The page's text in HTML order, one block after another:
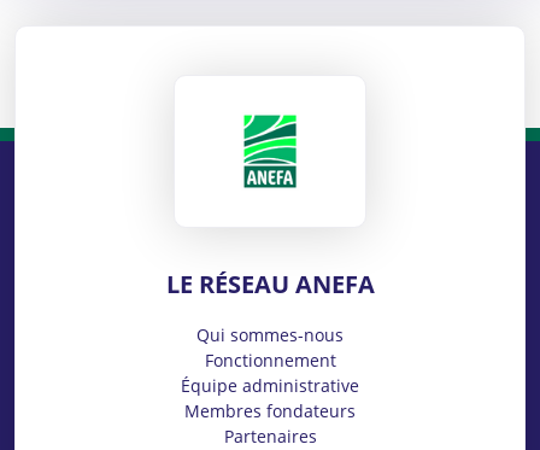
LE RÉSEAU ANEFA
Qui sommes-nous
Fonctionnement
Équipe administrative
Membres fondateurs
Partenaires